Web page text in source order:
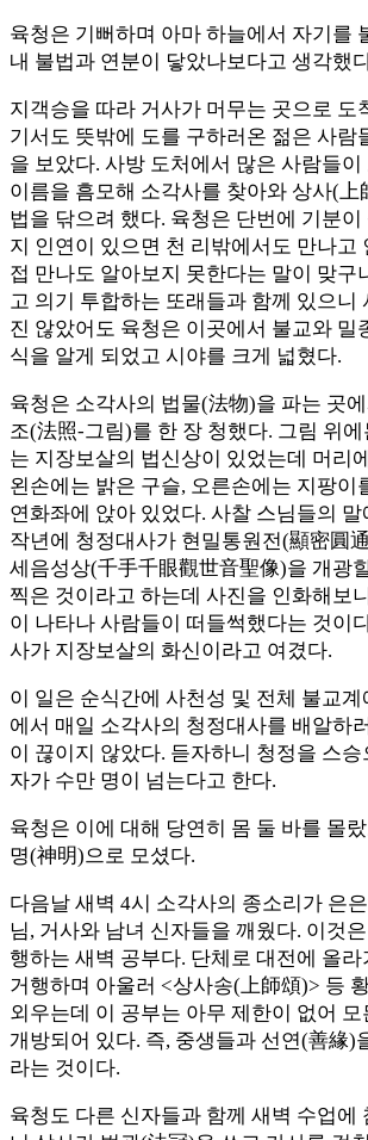
육청은 기뻐하며 아마 하늘에서 자기를
내 불법과 연분이 닿았나보다고 생각했
지객승을 따라 거사가 머무는 곳으로 도
기서도 뜻밖에 도를 구하러온 젊은 사람
을 보았다. 사방 도처에서 많은 사람들이
이름을 흠모해 소각사를 찾아와 상사(上
법을 닦으려 했다. 육청은 단번에 기분이
지 인연이 있으면 천 리밖에서도 만나고
접 만나도 알아보지 못한다는 말이 맞구
고 의기 투합하는 또래들과 함께 있으니
진 않았어도 육청은 이곳에서 불교와 밀
식을 알게 되었고 시야를 크게 넓혔다.
육청은 소각사의 법물(法物)을 파는 곳
조(法照-그림)를 한 장 청했다. 그림 위
는 지장보살의 법신상이 있었는데 머리
왼손에는 밝은 구슬, 오른손에는 지팡이
연화좌에 앉아 있었다. 사찰 스님들의
작년에 청정대사가 현밀통원전(顯密圓
세음성상(千手千眼觀世音聖像)을 개광
찍은 것이라고 하는데 사진을 인화해보
이 나타나 사람들이 떠들썩했다는 것이
사가 지장보살의 화신이라고 여겼다.
이 일은 순식간에 사천성 및 전체 불교계
에서 매일 소각사의 청정대사를 배알하
이 끊이지 않았다. 듣자하니 청정을 스승
자가 수만 명이 넘는다고 한다.
육청은 이에 대해 당연히 몸 둘 바를 몰
명(神明)으로 모셨다.
다음날 새벽 4시 소각사의 종소리가 은
님, 거사와 남녀 신자들을 깨웠다. 이것
행하는 새벽 공부다. 단체로 대전에 올
거행하며 아울러 <상사송(上師頌)> 등
외우는데 이 공부는 아무 제한이 없어 모
개방되어 있다. 즉, 중생들과 선연(善緣)
라는 것이다.
육청도 다른 신자들과 함께 새벽 수업에